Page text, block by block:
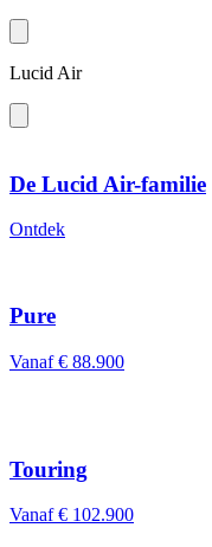
Lucid Air
De Lucid Air-familie
Ontdek
Pure
Vanaf€ 88.900
Touring
Vanaf€ 102.900